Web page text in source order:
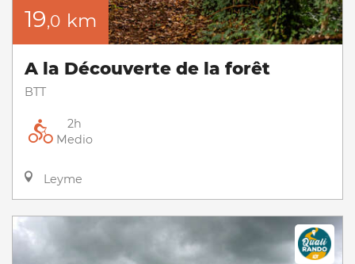
19,0 km
A la Découverte de la forêt
BTT
2h
Medio
Leyme